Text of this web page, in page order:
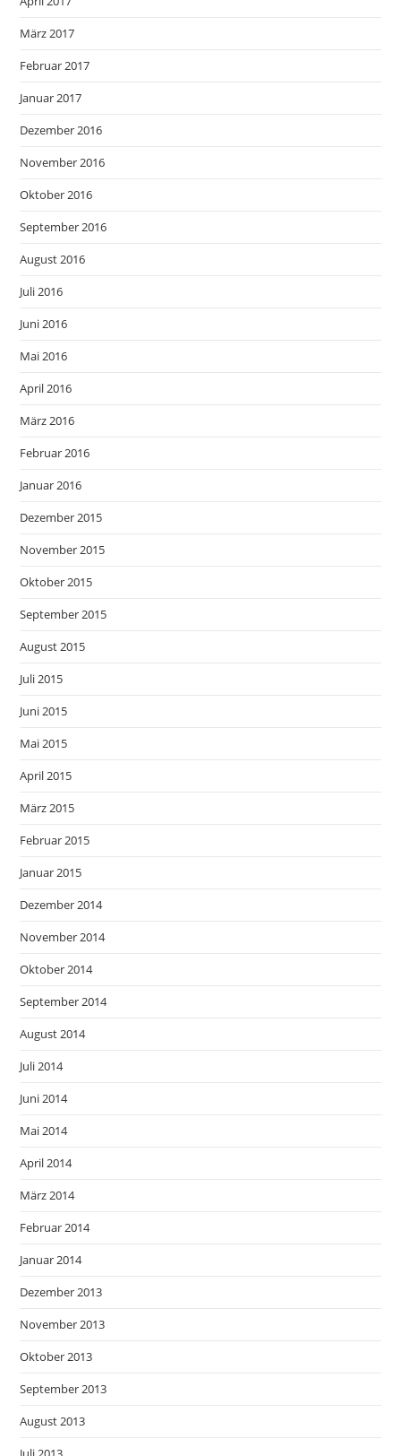
März 2017
Februar 2017
Januar 2017
Dezember 2016
November 2016
Oktober 2016
September 2016
August 2016
Juli 2016
Juni 2016
Mai 2016
April 2016
März 2016
Februar 2016
Januar 2016
Dezember 2015
November 2015
Oktober 2015
September 2015
August 2015
Juli 2015
Juni 2015
Mai 2015
April 2015
März 2015
Februar 2015
Januar 2015
Dezember 2014
November 2014
Oktober 2014
September 2014
August 2014
Juli 2014
Juni 2014
Mai 2014
April 2014
März 2014
Februar 2014
Januar 2014
Dezember 2013
November 2013
Oktober 2013
September 2013
August 2013